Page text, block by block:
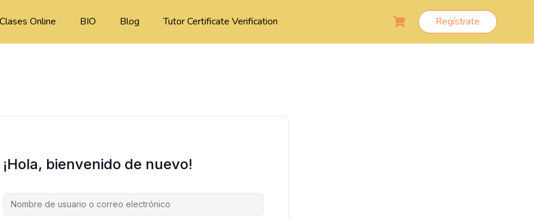
Clases Online BIO Blog Tutor Certificate Verification Regístrate
¡Hola, bienvenido de nuevo!